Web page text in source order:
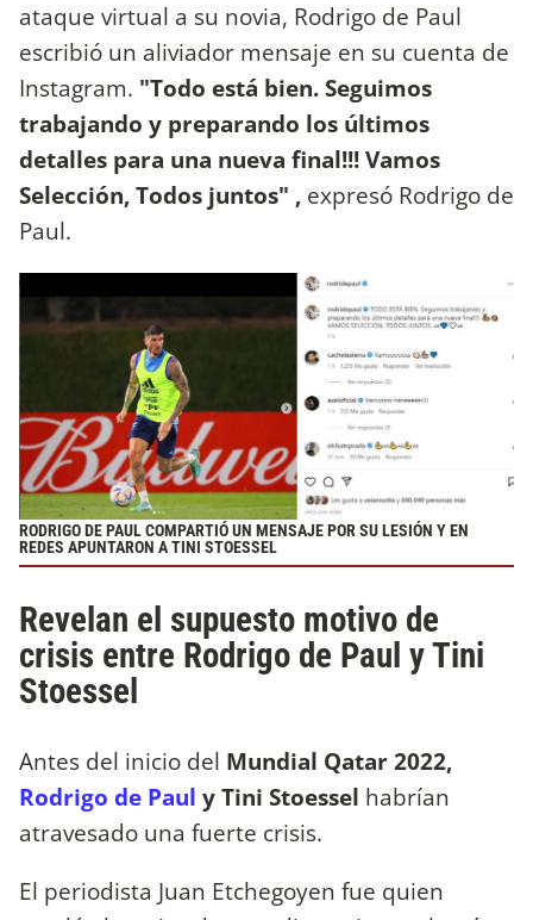
ataque virtual a su novia, Rodrigo de Paul
escribió un aliviador mensaje en su cuenta de
Instagram. "Todo está bien. Seguimos
trabajando y preparando los últimos
detalles para una nueva final!!! Vamos
Selección, Todos juntos" , expresó Rodrigo de
Paul.
RODRIGO DE PAUL COMPARTIÓ UN MENSAJE POR SU LESIÓN Y EN
REDES APUNTARON A TINI STOESSEL
Revelan el supuesto motivo de
crisis entre Rodrigo de Paul y Tini
Stoessel
Antes del inicio del Mundial Qatar 2022,
Rodrigo de Paul y Tini Stoessel habrían
atravesado una fuerte crisis.
El periodista Juan Etchegoyen fue quien